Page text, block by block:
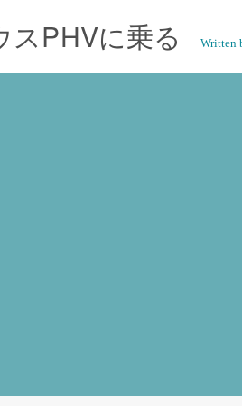
スPHVに乗る